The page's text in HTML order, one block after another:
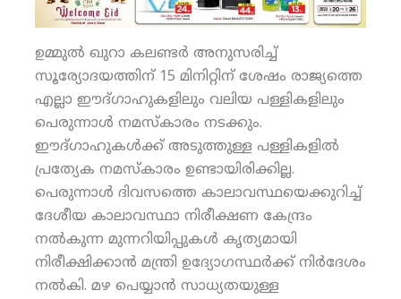
ഉമ്മുല്‍ ഖുറാ കലണ്ടര്‍ അനുസരിച്ച്
സൂര്യോദയത്തിന് 15 മിനിറ്റിന് ശേഷം രാജ്യത്തെ
എല്ലാ ഈദ്ഗാഹുകളിലും വലിയ പള്ളികളിലും
പെരുന്നാള്‍ നമസ്‌കാരം നടക്കും.
ഈദ്ഗാഹുകള്‍ക്ക് അടുത്തുള്ള പള്ളികളില്‍
പ്രത്യേക നമസ്‌കാരം ഉണ്ടായിരിക്കില്ല.
പെരുന്നാള്‍ ദിവസത്തെ കാലാവസ്ഥയെക്കുറിച്ച്
ദേശീയ കാലാവസ്ഥാ നിരീക്ഷണ കേന്ദ്രം
നല്‍കുന്ന മുന്നറിയിപ്പുകള്‍ കൃത്യമായി
നിരീക്ഷിക്കാന്‍ മന്ത്രി ഉദ്യോഗസ്ഥര്‍ക്ക് നിര്‍ദേശം
നല്‍കി. മഴ പെയ്യാന്‍ സാധ്യതയുള്ള